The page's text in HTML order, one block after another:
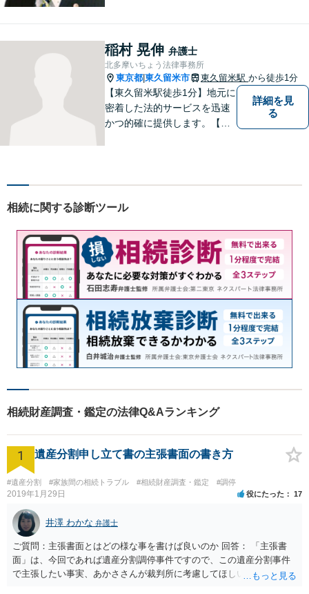
稲村 晃伸 弁護士
北多摩いちょう法律事務所
東京都 東久留米市 東久留米駅 から徒歩1分
【東久留米駅徒歩1分】地元に
密着した法的サービスを迅速
かつ的確に提供します。【当
納得のいく解決を目指して、
ス利用可能】
詳細を見
る
相続に関する診断ツール
相続財産調査・鑑定の法律Q&Aランキング
1 遺産分割申し立て書の主張書面の書き方
#遺産分割 #家族間の相続トラブル #相続財産調査・鑑定 #調停
2019年1月29日 役にたった 17
井澤 わかな 弁護士
ご質問：主張書面とはどの様な事を書けば良いのか 回答： 「主張書
面」は、今回であれば遺産分割調停事件ですので、この遺産分割事件
で主張したい事実、あかささんが裁判所に考慮してほしいと思う、亡